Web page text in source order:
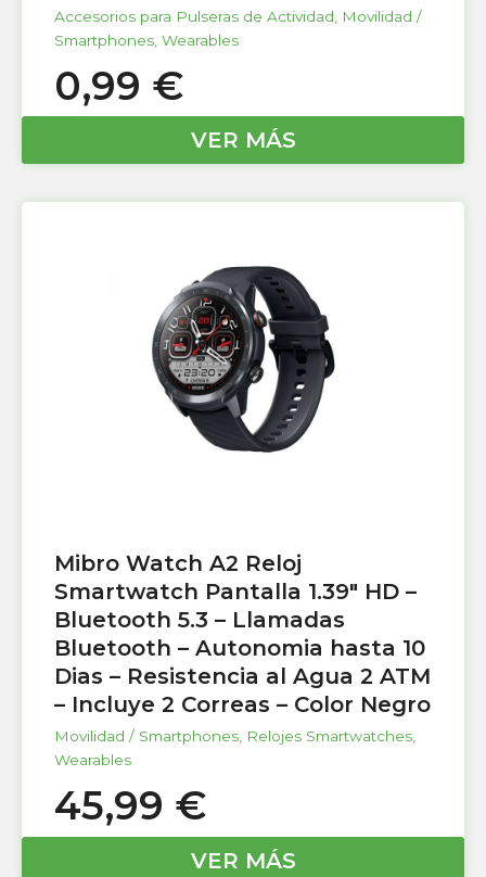
Accesorios para Pulseras de Actividad, Movilidad /
Smartphones, Wearables
0,99 €
VER MÁS
Mibro Watch A2 Reloj
Smartwatch Pantalla 1.39″ HD –
Bluetooth 5.3 – Llamadas
Bluetooth – Autonomia hasta 10
Dias – Resistencia al Agua 2 ATM
– Incluye 2 Correas – Color Negro
Movilidad / Smartphones, Relojes Smartwatches,
Wearables
45,99 €
VER MÁS